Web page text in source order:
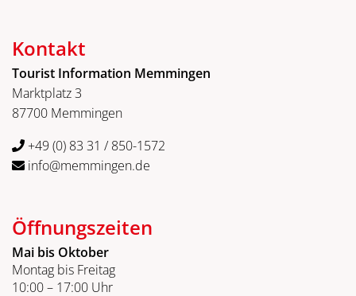
Kontakt
Tourist Information Memmingen
Marktplatz 3
87700 Memmingen
+49 (0) 83 31 / 850-1572
info@memmingen.de
Öffnungszeiten
Mai bis Oktober
Montag bis Freitag
10:00 – 17:00 Uhr